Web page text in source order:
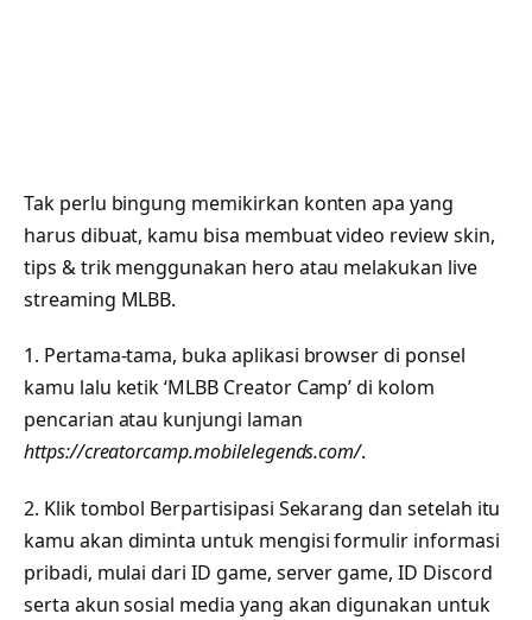
Tak perlu bingung memikirkan konten apa yang
harus dibuat, kamu bisa membuat video review skin,
tips & trik menggunakan hero atau melakukan live
streaming MLBB.
1. Pertama-tama, buka aplikasi browser di ponsel
kamu lalu ketik ‘MLBB Creator Camp’ di kolom
pencarian atau kunjungi laman
https://creatorcamp.mobilelegends.com/.
2. Klik tombol Berpartisipasi Sekarang dan setelah itu
kamu akan diminta untuk mengisi formulir informasi
pribadi, mulai dari ID game, server game, ID Discord
serta akun sosial media yang akan digunakan untuk